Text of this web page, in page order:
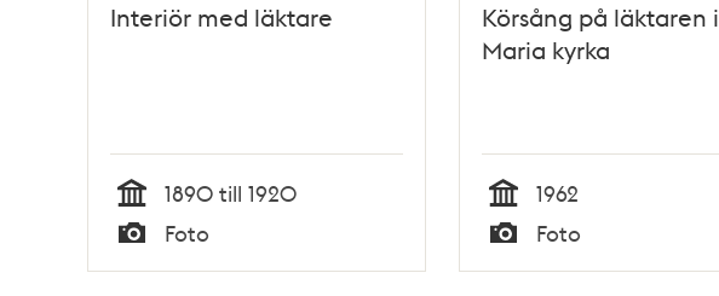
Interiör med läktare
Tid
1890 till 1920
Typ
Foto
Körsång på läktaren i
Maria kyrka
Tid
1962
Typ
Foto